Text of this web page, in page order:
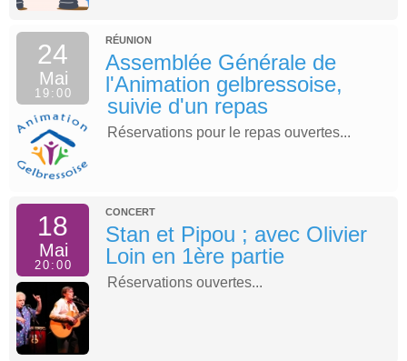
24
Mai
19:00
RÉUNION
Assemblée Générale de
l'Animation gelbressoise,
suivie d'un repas
Réservations pour le repas ouvertes...
18
Mai
20:00
CONCERT
Stan et Pipou ; avec Olivier
Loin en 1ère partie
Réservations ouvertes...